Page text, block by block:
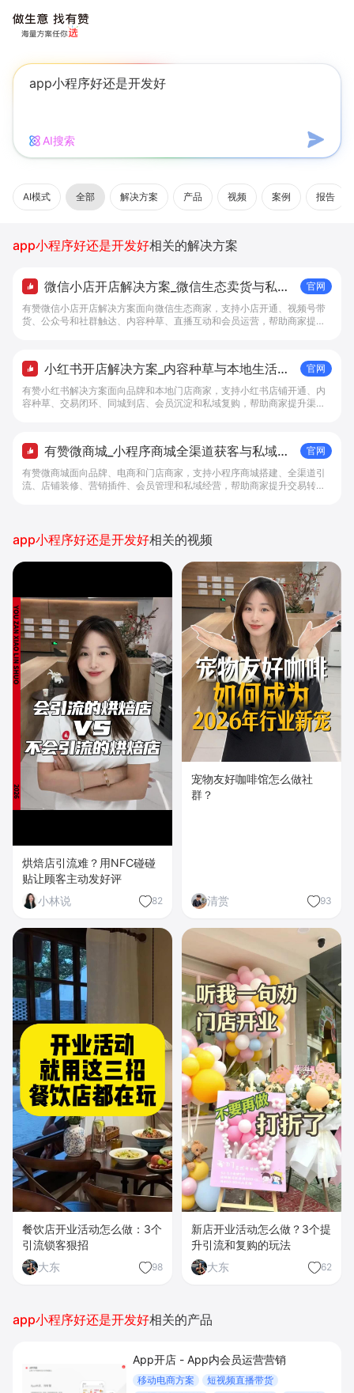
AI搜索
AI模式 全部 解决方案 产品 视频 案例 报告
app小程序好还是开发好相关的解决方案
微信小店开店解决方案_微信生态卖货与私域
经营 - 做生意, 找有赞
官网
有赞微信小店开店解决方案面向微信生态商家，支持小店开通、视频号带
货、公众号和社群触达、内容种草、直播互动和会员运营，帮助商家提升
小红书开店解决方案_内容种草与本地生活转
化工具 - 做生意, 找有赞
官网
有赞小红书解决方案面向品牌和本地门店商家，支持小红书店铺开通、内
容种草、交易闭环、同城到店、会员沉淀和私域复购，帮助商家提升渠道
有赞微商城_小程序商城全渠道获客与私域复
购工具 - 做生意, 找有赞
官网
有赞微商城面向品牌、电商和门店商家，支持小程序商城搭建、全渠道引
流、店铺装修、营销插件、会员管理和私域经营，帮助商家提升交易转化
app小程序好还是开发好相关的视频
烘焙店引流难？用NFC碰碰
贴让顾客主动发好评
小林说
82
宠物友好咖啡馆怎么做社
群？
清赏 93
餐饮店开业活动怎么做：3个
引流锁客狠招
大东
98
新店开业活动怎么做？3个提
升引流和复购的玩法
大东
62
app小程序好还是开发好相关的产品
App开店 - App内会员运营营销
移动电商方案
短视频直播带货